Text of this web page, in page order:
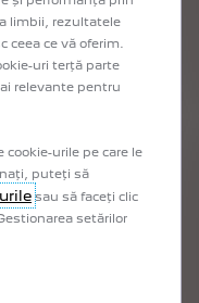
limbii, rezultatele
ce vă oferim.
uri terță parte
relevante pentru
urile pe care le
puteți să
sau să faceți clic
setărilor